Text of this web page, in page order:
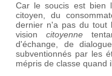
Car le soucis est bien
citoyen, du
dernier n'a pas du tout
vision citoyenne
d'échange, de
subventionnés par les
mépris de classe quand